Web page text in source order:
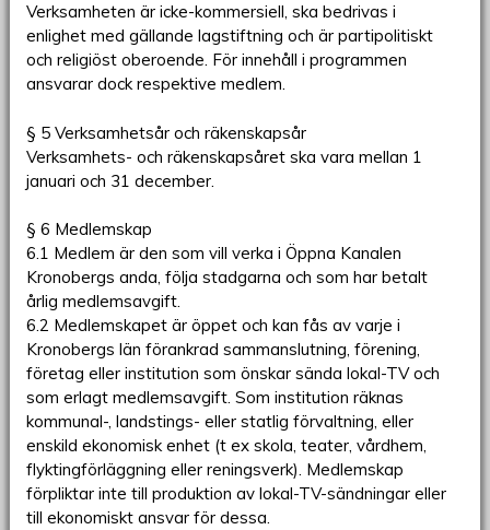
Verksamheten är icke-kommersiell, ska bedrivas i
enlighet med gällande lagstiftning och är partipolitiskt
och religiöst oberoende. För innehåll i programmen
ansvarar dock respektive medlem.
§ 5 Verksamhetsår och räkenskapsår
Verksamhets- och räkenskapsåret ska vara mellan 1
januari och 31 december.
§ 6 Medlemskap
6.1 Medlem är den som vill verka i Öppna Kanalen
Kronobergs anda, följa stadgarna och som har betalt
årlig medlemsavgift.
6.2 Medlemskapet är öppet och kan fås av varje i
Kronobergs län förankrad sammanslutning, förening,
företag eller institution som önskar sända lokal-TV och
som erlagt medlemsavgift. Som institution räknas
kommunal-, landstings- eller statlig förvaltning, eller
enskild ekonomisk enhet (t ex skola, teater, vårdhem,
flyktingförläggning eller reningsverk). Medlemskap
förpliktar inte till produktion av lokal-TV-sändningar eller
till ekonomiskt ansvar för dessa.